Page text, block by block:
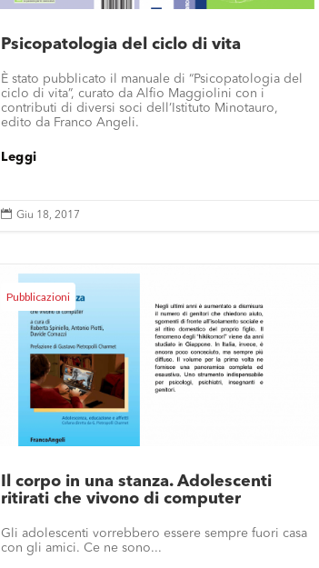
Psicopatologia del ciclo di vita
È stato pubblicato il manuale di “Psicopatologia del
ciclo di vita”, curato da Alfio Maggiolini con i
contributi di diversi soci dell’Istituto Minotauro,
edito da Franco Angeli.
Leggi
 Giu 18, 2017
Pubblicazioni
Il corpo in una stanza. Adolescenti
ritirati che vivono di computer
Gli adolescenti vorrebbero essere sempre fuori casa
con gli amici. Ce ne sono...